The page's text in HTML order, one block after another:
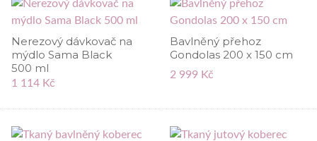
Nerezový dávkovač na
mýdlo Sama Black
500 ml
1 114 Kč
Bavlněný přehoz
Gondolas 200 x 150 cm
2 999 Kč